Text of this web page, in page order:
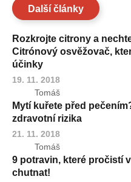
Další články
Rozkrojte citrony a
Citrónový osvěžovač,
účinky
19. 11. 2018
Tomáš
Mytí kuřete před
zdravotní rizika
21. 11. 2018
Tomáš
9 potravin, které pročistí
chutnat!